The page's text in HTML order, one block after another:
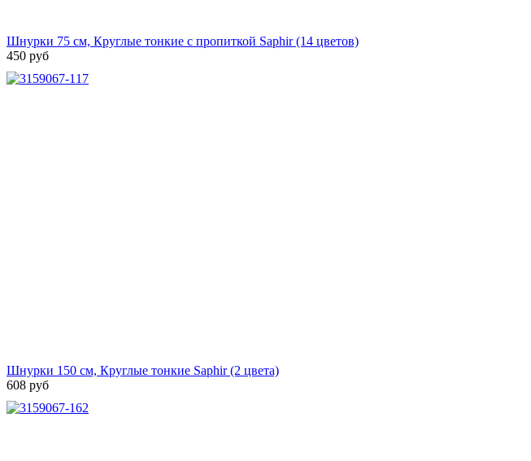
Шнурки 75 см, Круглые тонкие с пропиткой Saphir (14 цветов)
450 руб
Шнурки 150 см, Круглые тонкие Saphir (2 цвета)
608 руб